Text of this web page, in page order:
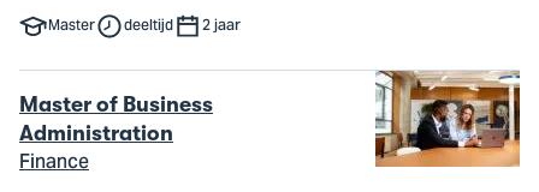
Master deeltijd 2 jaar
Master of Business
Administration
Finance